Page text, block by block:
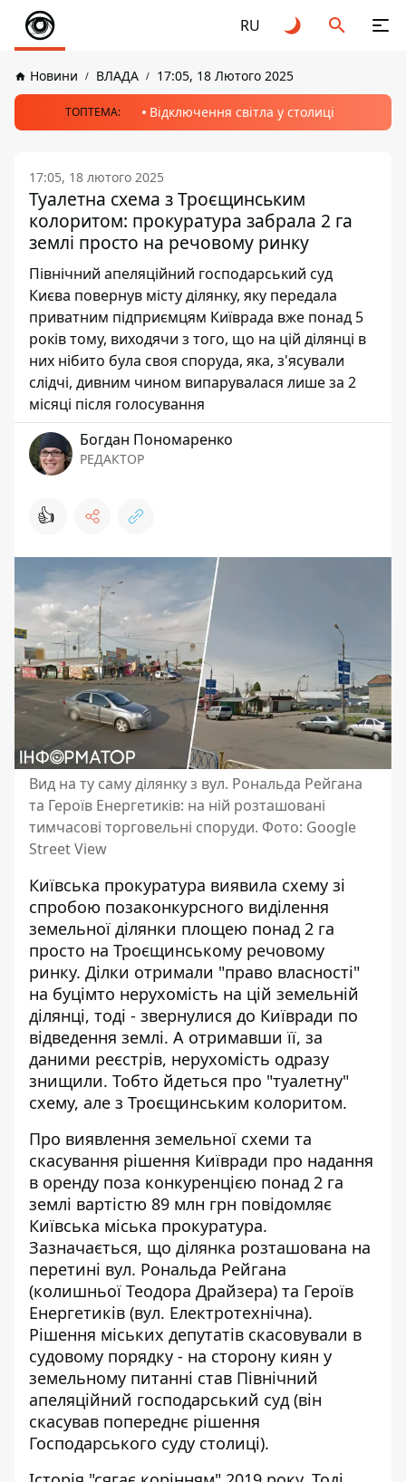
RU
Новини ВЛАДА 17:05, 18 Лютого 2025
ТОПТЕМА: Відключення світла у столиці
17:05, 18 лютого 2025
Туалетна схема з Троєщинським
колоритом: прокуратура забрала 2 га
землі просто на речовому ринку
Північний апеляційний господарський суд
Києва повернув місту ділянку, яку передала
приватним підприємцям Київрада вже понад 5
років тому, виходячи з того, що на цій ділянці в
них нібито була своя споруда, яка, з'ясували
слідчі, дивним чином випарувалася лише за 2
місяці після голосування
Богдан Пономаренко
РЕДАКТОР
👍
Вид на ту саму ділянку з вул. Рональда Рейгана
та Героїв Енергетиків: на ній розташовані
тимчасові торговельні споруди. Фото: Google
Street View
Київська прокуратура виявила схему зі
спробою позаконкурсного виділення
земельної ділянки площею понад 2 га
просто на Троєщинському речовому
ринку. Ділки отримали "право власності"
на буцімто нерухомість на цій земельній
ділянці, тоді - звернулися до Київради по
відведення землі. А отримавши її, за
даними реєстрів, нерухомість одразу
знищили. Тобто йдеться про "туалетну"
схему, але з Троєщинським колоритом.
Про виявлення земельної схеми та
скасування рішення Київради про надання
в оренду поза конкуренцією понад 2 га
землі вартістю 89 млн грн повідомляє
Київська міська прокуратура.
Зазначається, що ділянка розташована на
перетині вул. Рональда Рейгана
(колишньої Теодора Драйзера) та Героїв
Енергетиків (вул. Електротехнічна).
Рішення міських депутатів скасовували в
судовому порядку - на сторону киян у
земельному питанні став Північний
апеляційний господарський суд (він
скасував попереднє рішення
Господарського суду столиці).